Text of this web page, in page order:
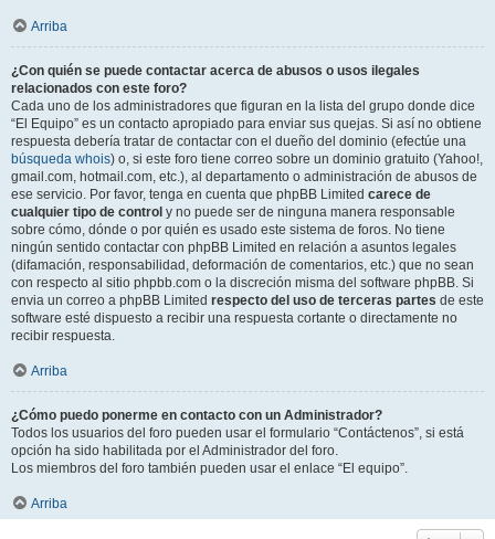
Arriba
¿Con quién se puede contactar acerca de abusos o usos ilegales
relacionados con este foro?
Cada uno de los administradores que figuran en la lista del grupo donde dice
“El Equipo” es un contacto apropiado para enviar sus quejas. Si así no obtiene
respuesta debería tratar de contactar con el dueño del dominio (efectúe una
búsqueda whois) o, si este foro tiene correo sobre un dominio gratuito (Yahoo!,
gmail.com, hotmail.com, etc.), al departamento o administración de abusos de
ese servicio. Por favor, tenga en cuenta que phpBB Limited carece de
cualquier tipo de control y no puede ser de ninguna manera responsable
sobre cómo, dónde o por quién es usado este sistema de foros. No tiene
ningún sentido contactar con phpBB Limited en relación a asuntos legales
(difamación, responsabilidad, deformación de comentarios, etc.) que no sean
con respecto al sitio phpbb.com o la discreción misma del software phpBB. Si
envia un correo a phpBB Limited respecto del uso de terceras partes de este
software esté dispuesto a recibir una respuesta cortante o directamente no
recibir respuesta.
Arriba
¿Cómo puedo ponerme en contacto con un Administrador?
Todos los usuarios del foro pueden usar el formulario “Contáctenos”, si está
opción ha sido habilitada por el Administrador del foro.
Los miembros del foro también pueden usar el enlace “El equipo”.
Arriba